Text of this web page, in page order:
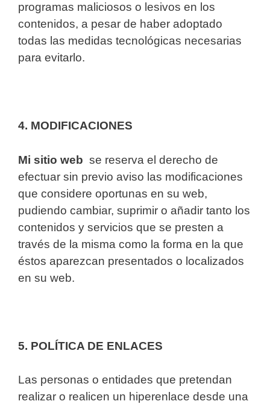
programas maliciosos o lesivos en los
contenidos, a pesar de haber adoptado
todas las medidas tecnológicas necesarias
para evitarlo.
4. MODIFICACIONES
Mi sitio web se reserva el derecho de
efectuar sin previo aviso las modificaciones
que considere oportunas en su web,
pudiendo cambiar, suprimir o añadir tanto los
contenidos y servicios que se presten a
través de la misma como la forma en la que
éstos aparezcan presentados o localizados
en su web.
5. POLÍTICA DE ENLACES
Las personas o entidades que pretendan
realizar o realicen un hiperenlace desde una